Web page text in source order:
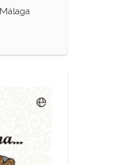
Málaga